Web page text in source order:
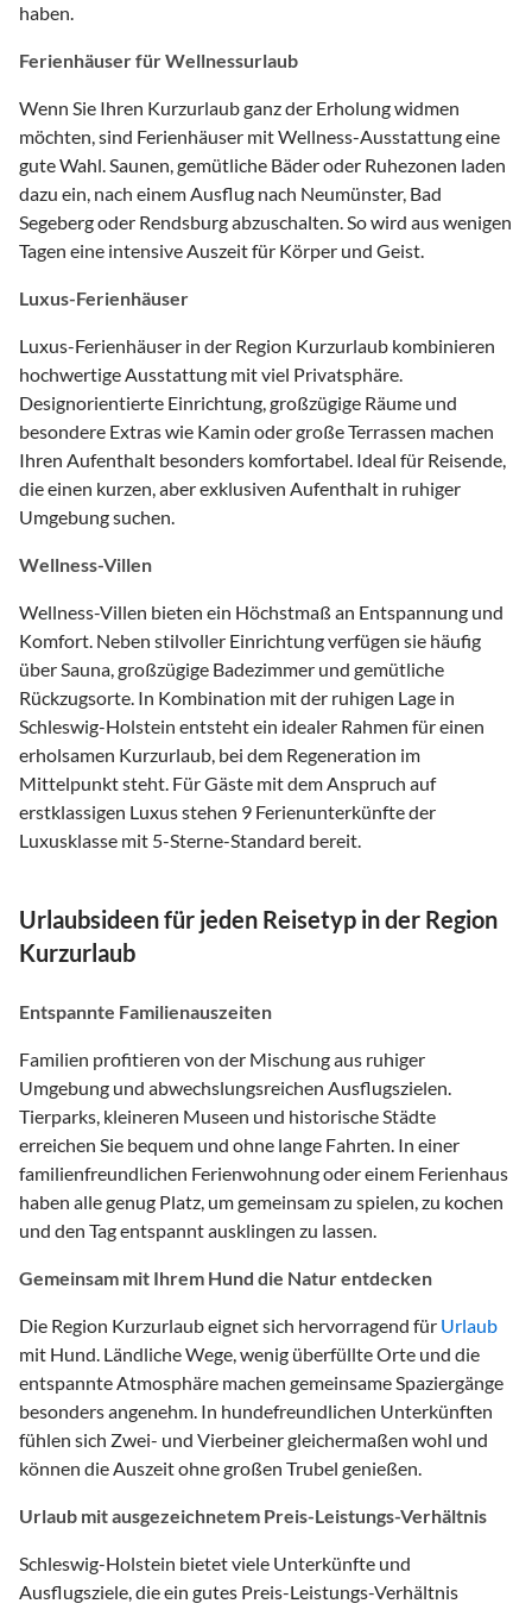
haben.
Ferienhäuser für Wellnessurlaub
Wenn Sie Ihren Kurzurlaub ganz der Erholung widmen
möchten, sind Ferienhäuser mit Wellness-Ausstattung eine
gute Wahl. Saunen, gemütliche Bäder oder Ruhezonen laden
dazu ein, nach einem Ausflug nach Neumünster, Bad
Segeberg oder Rendsburg abzuschalten. So wird aus wenigen
Tagen eine intensive Auszeit für Körper und Geist.
Luxus-Ferienhäuser
Luxus-Ferienhäuser in der Region Kurzurlaub kombinieren
hochwertige Ausstattung mit viel Privatsphäre.
Designorientierte Einrichtung, großzügige Räume und
besondere Extras wie Kamin oder große Terrassen machen
Ihren Aufenthalt besonders komfortabel. Ideal für Reisende,
die einen kurzen, aber exklusiven Aufenthalt in ruhiger
Umgebung suchen.
Wellness-Villen
Wellness-Villen bieten ein Höchstmaß an Entspannung und
Komfort. Neben stilvoller Einrichtung verfügen sie häufig
über Sauna, großzügige Badezimmer und gemütliche
Rückzugsorte. In Kombination mit der ruhigen Lage in
Schleswig-Holstein entsteht ein idealer Rahmen für einen
erholsamen Kurzurlaub, bei dem Regeneration im
Mittelpunkt steht. Für Gäste mit dem Anspruch auf
erstklassigen Luxus stehen 9 Ferienunterkünfte der
Luxusklasse mit 5-Sterne-Standard bereit.
Urlaubsideen für jeden Reisetyp in der Region
Kurzurlaub
Entspannte Familienauszeiten
Familien profitieren von der Mischung aus ruhiger
Umgebung und abwechslungsreichen Ausflugszielen.
Tierparks, kleineren Museen und historische Städte
erreichen Sie bequem und ohne lange Fahrten. In einer
familienfreundlichen Ferienwohnung oder einem Ferienhaus
haben alle genug Platz, um gemeinsam zu spielen, zu kochen
und den Tag entspannt ausklingen zu lassen.
Gemeinsam mit Ihrem Hund die Natur entdecken
Die Region Kurzurlaub eignet sich hervorragend für Urlaub
mit Hund. Ländliche Wege, wenig überfüllte Orte und die
entspannte Atmosphäre machen gemeinsame Spaziergänge
besonders angenehm. In hundefreundlichen Unterkünften
fühlen sich Zwei- und Vierbeiner gleichermaßen wohl und
können die Auszeit ohne großen Trubel genießen.
Urlaub mit ausgezeichnetem Preis-Leistungs-Verhältnis
Schleswig-Holstein bietet viele Unterkünfte und
Ausflugsziele, die ein gutes Preis-Leistungs-Verhältnis